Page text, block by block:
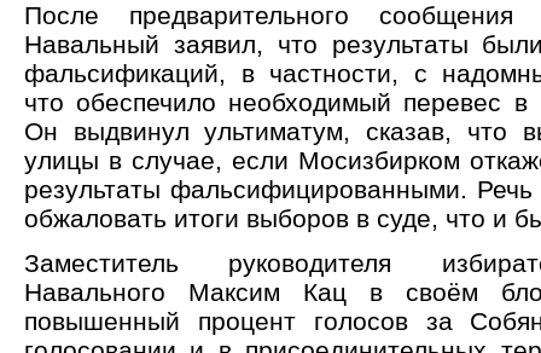
После предварительного сообщения
Навальный заявил, что результаты
фальсификаций, в частности, с
что обеспечило необходимый перевес в
Он выдвинул ультиматум, сказав, что
улицы в случае, если Мосизбирком
результаты фальсифицированными.
обжаловать итоги выборов в суде, что и
Заместитель руководителя
Навального Максим Кац в своём
повышенный процент голосов за